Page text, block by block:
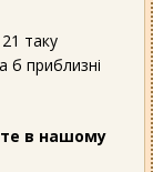
таку
б приблизні
в нашому